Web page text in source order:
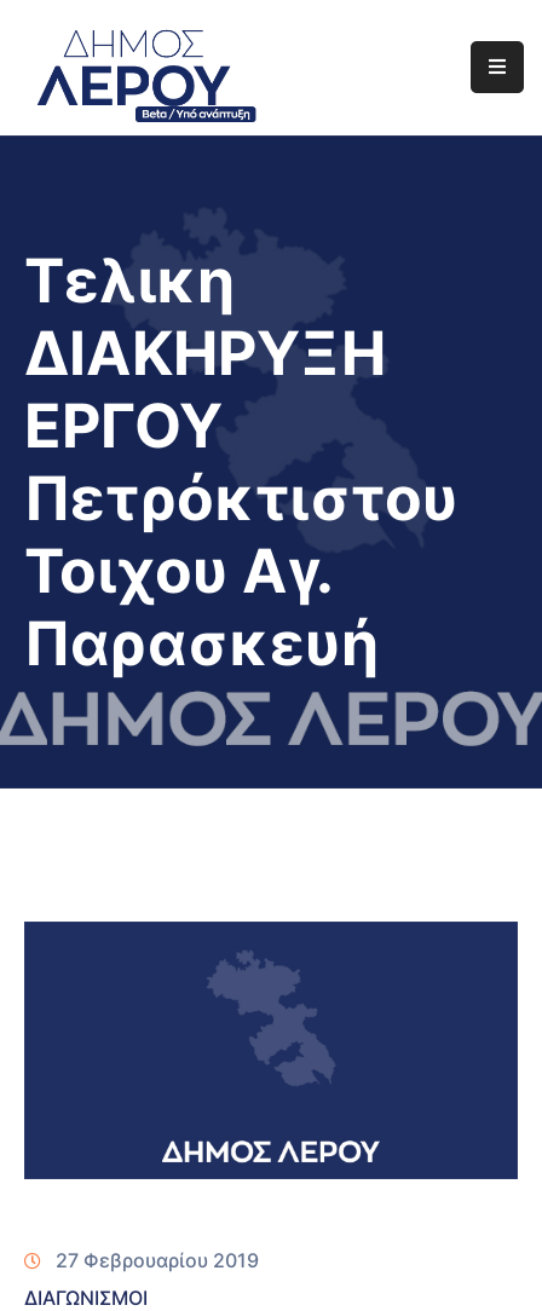
Αρχική
Διαφάνεια
Το
Νησί
Μας
Τελικη
ΔΙΑΚΗΡΥΞΗ
ΕΡΓΟΥ
Πετρόκτιστου
Τοιχου Αγ.
Παρασκευή
27 Φεβρουαρίου 2019
ΔΙΑΓΩΝΙΣΜΟΙ